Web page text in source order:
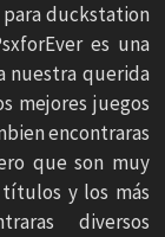
duckstation
es una
nuestra querida
mejores juegos
encontraras
que son muy
títulos y los más
diversos